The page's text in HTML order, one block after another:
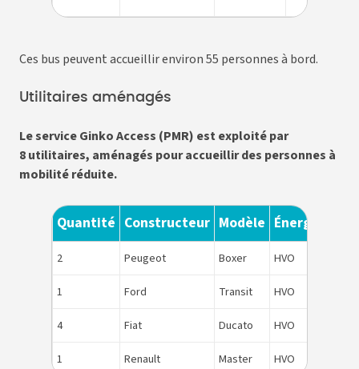
Ces bus peuvent accueillir environ 55 personnes à bord.
Utilitaires aménagés
Le service Ginko Access (PMR) est exploité par
8 utilitaires, aménagés pour accueillir des personnes à
mobilité réduite.
Quantité Constructeur Modèle Énergie
2 Peugeot Boxer HVO
1
Ford Transit HVO
4
Fiat Ducato HVO
1
Renault Master HVO